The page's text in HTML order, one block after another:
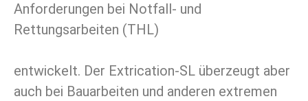
Anforderungen bei Notfall- und
Rettungsarbeiten (THL)
entwickelt. Der Extrication-SL überzeugt aber
auch bei Bauarbeiten und anderen extremen